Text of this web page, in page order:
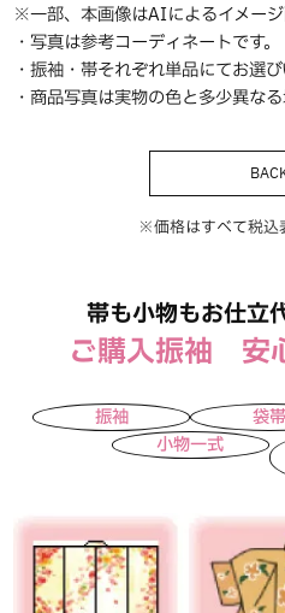
※一部、本画像はAIによるイメージ
・写真は参考コーディネートです。
・振袖・帯それぞれ単品にてお選び
・商品写真は実物の色と多少異なる
※価格はすべて税込
帯も小物もお仕立
ご購入振袖 安
振袖 袋帯
小物一式